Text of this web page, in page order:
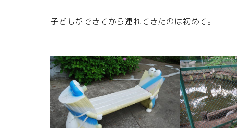
子どもができてから連れてきたのは初めて。